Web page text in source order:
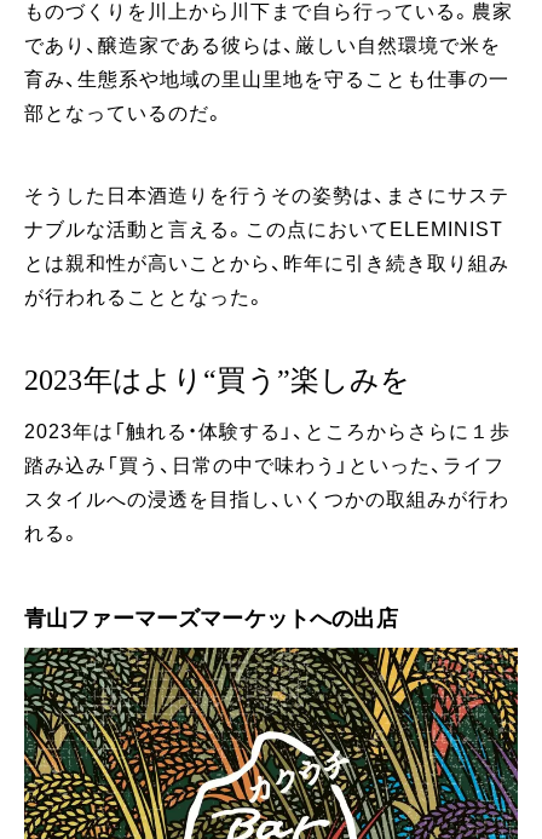
ものづくりを川上から川下まで自ら行っている。農家
であり、醸造家である彼らは、厳しい自然環境で米を
育み、生態系や地域の里山里地を守ることも仕事の一
部となっているのだ。
そうした日本酒造りを行うその姿勢は、まさにサステ
ナブルな活動と言える。この点においてELEMINIST
とは親和性が高いことから、昨年に引き続き取り組み
が行われることとなった。
2023年はより“買う”楽しみを
2023年は「触れる・体験する」、ところからさらに１歩
踏み込み「買う、日常の中で味わう」といった、ライフ
スタイルへの浸透を目指し、いくつかの取組みが行わ
れる。
青山ファーマーズマーケットへの出店